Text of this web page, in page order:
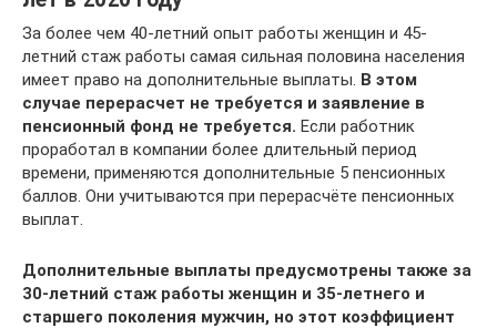
За более чем 40-летний опыт работы женщин и 45-
летний стаж работы самая сильная половина населения
имеет право на дополнительные выплаты. В этом
случае перерасчет не требуется и заявление в
пенсионный фонд не требуется. Если работник
проработал в компании более длительный период
времени, применяются дополнительные 5 пенсионных
баллов. Они учитываются при перерасчёте пенсионных
выплат.
Дополнительные выплаты предусмотрены также за
30-летний стаж работы женщин и 35-летнего и
старшего поколения мужчин, но этот коэффициент